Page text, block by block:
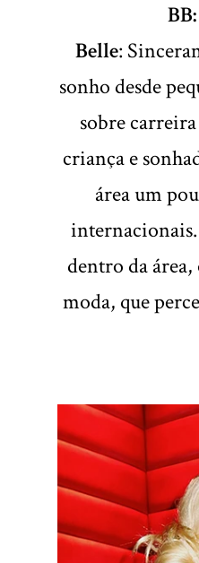
Belle:
sonho desde
sobre
criança e
área um
dentro da
moda, que